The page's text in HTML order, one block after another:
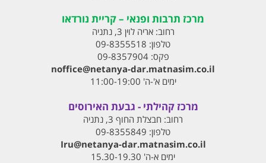
מרכז תרבות ופנאי – קריית נורדאו
רחוב:אריה לוין 3, נתניה
טלפון: 09-8355518
פקס:09-8357904
noffice@netanya-dar.matnasim.co.il
ימים א'-ה' 11:00-19:00
מרכז קהילתי - גבעת האירוסים
רחוב: חבצלת החוף 3, נתניה
טלפון: 09-8355849
Iru@netanya-dar.matnasim.co.il‏
ימים א-ה' 15.30-19.30